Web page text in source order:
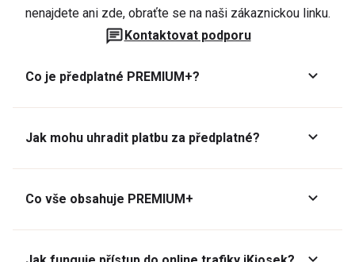
nenajdete ani zde, obraťte se na naši zákaznickou linku.
Kontaktovat podporu
Co je předplatné PREMIUM+?
Jak mohu uhradit platbu za předplatné?
Co vše obsahuje PREMIUM+